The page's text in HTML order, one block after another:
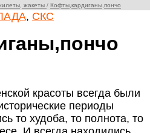
жакеты / Кофты,кардиганы,пончо
, СКС
красоты всегда были
периоды
то худоба, то полнота, то